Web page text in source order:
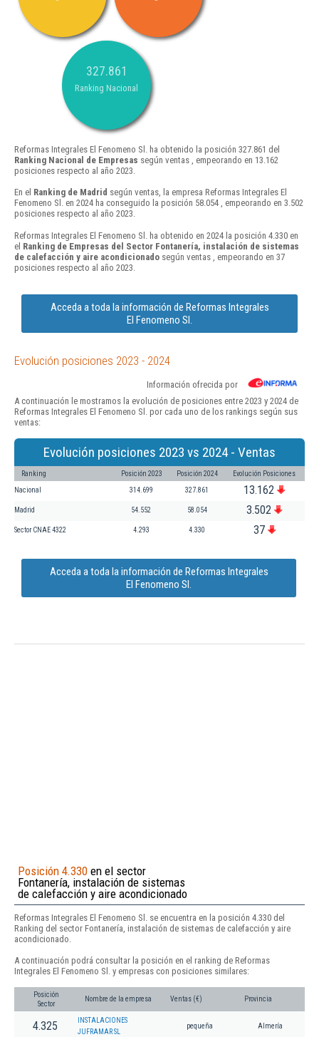
327.861
Ranking Nacional
Reformas Integrales El Fenomeno Sl. ha obtenido la posición 327.861 del
Ranking Nacional de Empresas según ventas , empeorando en 13.162
posiciones respecto al año 2023.
En el Ranking de Madrid según ventas, la empresa Reformas Integrales El
Fenomeno Sl. en 2024 ha conseguido la posición 58.054 , empeorando en 3.502
posiciones respecto al año 2023.
Reformas Integrales El Fenomeno Sl. ha obtenido en 2024 la posición 4.330 en
el Ranking de Empresas del Sector Fontanería, instalación de sistemas
de calefacción y aire acondicionado según ventas , empeorando en 37
posiciones respecto al año 2023.
Acceda a toda la información de Reformas Integrales
El Fenomeno Sl.
Evolución posiciones 2023 - 2024
Información ofrecida por
A continuación le mostramos la evolución de posiciones entre 2023 y 2024 de
Reformas Integrales El Fenomeno Sl. por cada uno de los rankings según sus
ventas:
Evolución posiciones 2023 vs 2024 - Ventas
Ranking Posición 2023 Posición 2024 Evolución Posiciones
Nacional 314.699 327.861 13.162
Madrid 54.552 58.054 3.502
Sector CNAE 4322 4.293 4.330 37
Acceda a toda la información de Reformas Integrales
El Fenomeno Sl.
Posición 4.330 en el sector
Fontanería, instalación de sistemas
de calefacción y aire acondicionado
Reformas Integrales El Fenomeno Sl. se encuentra en la posición 4.330 del
Ranking del sector Fontanería, instalación de sistemas de calefacción y aire
acondicionado.
A continuación podrá consultar la posición en el ranking de Reformas
Integrales El Fenomeno Sl. y empresas con posiciones similares:
Posición
Sector
Nombre de la empresa Ventas (€) Provincia
4.325
INSTALACIONES
JUFRAMAR SL
pequeña Almería